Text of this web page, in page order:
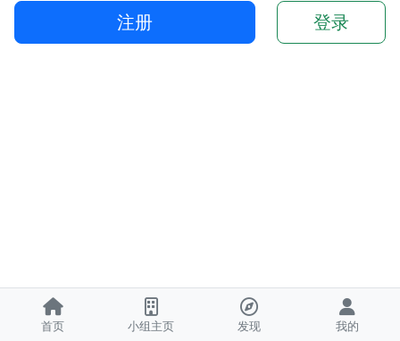
注册 登录
首页 小组主页 发现 我的